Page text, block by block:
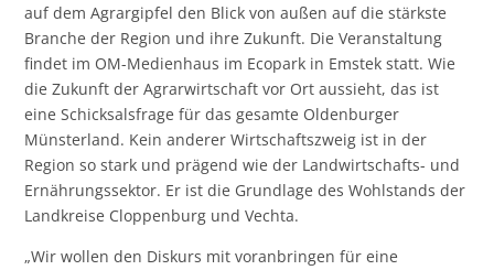
auf dem Agrargipfel den Blick von außen auf die stärkste
Branche der Region und ihre Zukunft. Die Veranstaltung
findet im OM-Medienhaus im Ecopark in Emstek statt. Wie
die Zukunft der Agrarwirtschaft vor Ort aussieht, das ist
eine Schicksalsfrage für das gesamte Oldenburger
Münsterland. Kein anderer Wirtschaftszweig ist in der
Region so stark und prägend wie der Landwirtschafts- und
Ernährungssektor. Er ist die Grundlage des Wohlstands der
Landkreise Cloppenburg und Vechta.
„Wir wollen den Diskurs mit voranbringen für eine